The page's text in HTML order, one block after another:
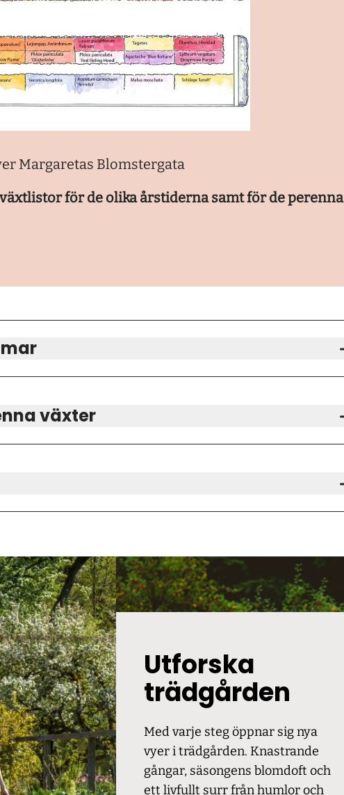
Margaretas Blomstergata
för de olika årstiderna samt för de perenna
växter
Utforska
trädgården
Med varje steg öppnar sig nya
vyer i trädgården. Knastrande
gångar, säsongens blomdoft och
ett livfullt surr från humlor och